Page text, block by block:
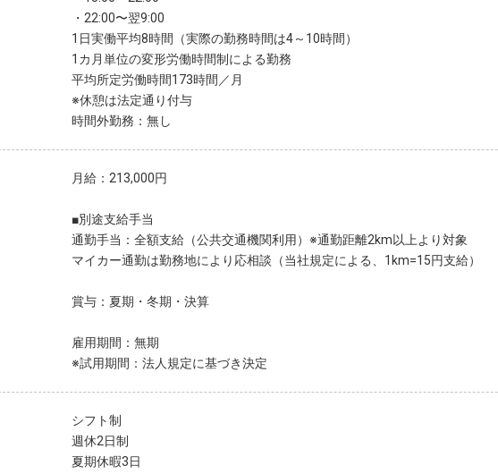
・22:00〜翌9:00
1日実働平均8時間（実際の勤務時間は4～10時間）
1カ月単位の変形労働時間制による勤務
平均所定労働時間173時間／月
※休憩は法定通り付与
時間外勤務：無し
月給：213,000円
■別途支給手当
通勤手当：全額支給（公共交通機関利用）※通勤距離2km以上より対象
マイカー通勤は勤務地により応相談（当社規定による、1km=15円支給）
賞与：夏期・冬期・決算
雇用期間：無期
※試用期間：法人規定に基づき決定
シフト制
週休2日制
夏期休暇3日